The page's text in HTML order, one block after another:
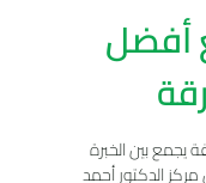
أفضل
يجمع بين الخبرة
مركز الدكتور أحمد